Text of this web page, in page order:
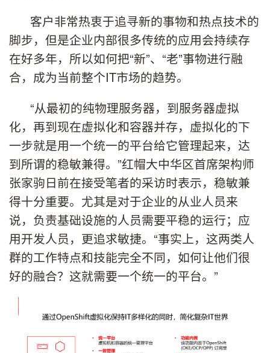
客户非常热衷于追寻新的事物和热点技术的
脚步，但是企业内部很多传统的应用会持续存
在好多年，所以如何把“新”、“老”事物进行融
合，成为当前整个IT市场的趋势。
“从最初的纯物理服务器，到服务器虚拟
化，再到现在虚拟化和容器并存，虚拟化的下
一步就是用一个统一的平台给它管理起来，达
到所谓的稳敏兼得。”红帽大中华区首席架构师
张家驹日前在接受笔者的采访时表示，稳敏兼
得十分重要。尤其是对于企业的从业人员来
说，负责基础设施的人员需要平稳的运行；应
用开发人员，更追求敏捷。“事实上，这两类人
群的工作特点和技能完全不同，如何让他们很
好的融合？这就需要一个统一的平台。”